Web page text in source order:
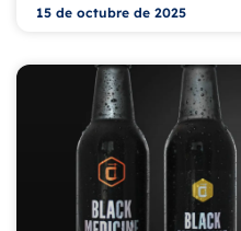
15 de octubre de 2025